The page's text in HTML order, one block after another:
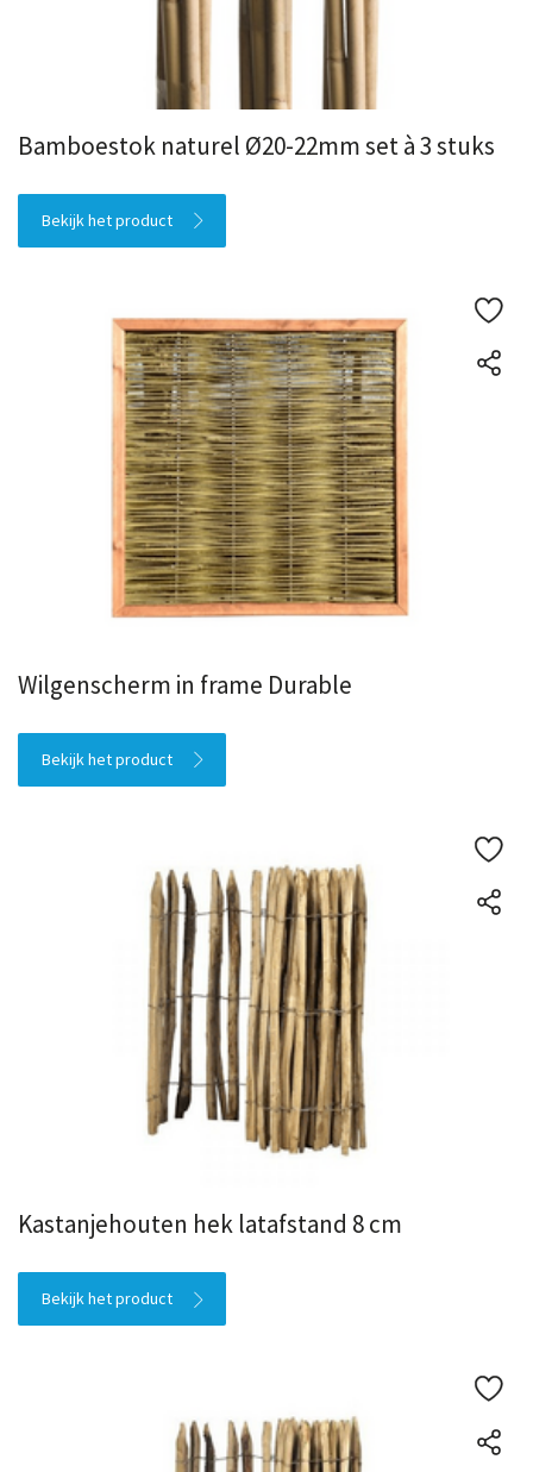
Bamboestok naturel Ø20-22mm set à 3 stuks
Bekijk het product
Wilgenscherm in frame Durable
Bekijk het product
Kastanjehouten hek latafstand 8 cm
Bekijk het product